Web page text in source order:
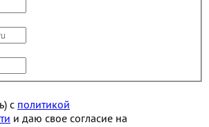
с политикой
и даю свое согласие на